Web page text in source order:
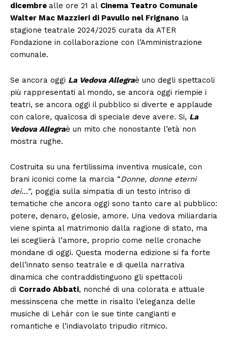
dicembre alle ore 21 al Cinema Teatro Comunale
Walter Mac Mazzieri di Pavullo nel Frignano la
stagione teatrale 2024/2025 curata da ATER
Fondazione in collaborazione con l’Amministrazione
comunale.
Se ancora oggi La Vedova Allegraè uno degli spettacoli
più rappresentati al mondo, se ancora oggi riempie i
teatri, se ancora oggi il pubblico si diverte e applaude
con calore, qualcosa di speciale deve avere. Si, La
Vedova Allegraè un mito che nonostante l’età non
mostra rughe.
Costruita su una fertilissima inventiva musicale, con
brani iconici come la marcia “Donne, donne eterni
dei…”, poggia sulla simpatia di un testo intriso di
tematiche che ancora oggi sono tanto care al pubblico:
potere, denaro, gelosie, amore. Una vedova miliardaria
viene spinta al matrimonio dalla ragione di stato, ma
lei sceglierà l’amore, proprio come nelle cronache
mondane di oggi. Questa moderna edizione si fa forte
dell’innato senso teatrale e di quella narrativa
dinamica che contraddistinguono gli spettacoli
di Corrado Abbati, nonché di una colorata e attuale
messinscena che mette in risalto l’eleganza delle
musiche di Lehár con le sue tinte cangianti e
romantiche e l’indiavolato tripudio ritmico.